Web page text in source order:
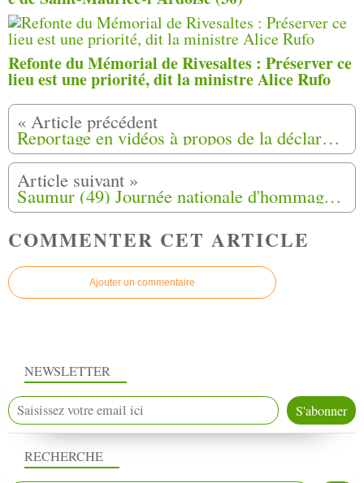
Refonte du Mémorial de Rivesaltes : Préserver ce
lieu est une priorité, dit la ministre Alice Rufo
Reportage en vidéos à propos de la déclaration d'Emmanuel Macron
Saumur (49) Journée nationale d'hommage aux harkis 25-09-2021
COMMENTER CET ARTICLE
Ajouter un commentaire
NEWSLETTER
RECHERCHE